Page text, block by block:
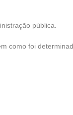
pública.
como foi